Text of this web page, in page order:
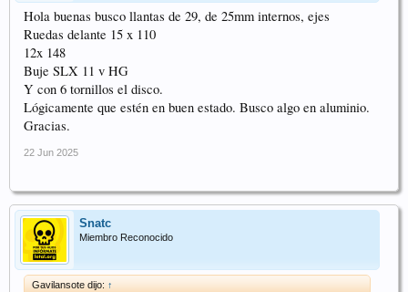
Hola buenas busco llantas de 29, de 25mm internos, ejes
Ruedas delante 15 x 110
12x 148
Buje SLX 11 v HG
Y con 6 tornillos el disco.
Lógicamente que estén en buen estado. Busco algo en aluminio.
Gracias.
22 Jun 2025
Snatc
Miembro Reconocido
Gavilansote dijo: ↑